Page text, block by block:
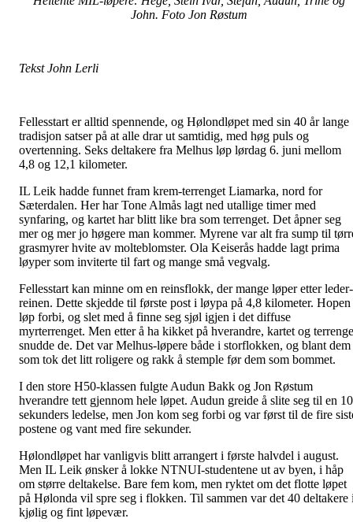
John. Foto Jon Røstum
Tekst John Lerli
Fellesstart er alltid spennende, og Hølondløpet med sin 40 år lange
tradisjon satser på at alle drar ut samtidig, med høg puls og
overtenning. Seks deltakere fra Melhus løp lørdag 6. juni mellom
4,8 og 12,1 kilometer.
IL Leik hadde funnet fram krem-terrenget Liamarka, nord for
Sæterdalen. Her har Tone Almås lagt ned utallige timer med
synfaring, og kartet har blitt like bra som terrenget. Det åpner seg
mer og mer jo høgere man kommer. Myrene var alt fra sump til
grasmyrer hvite av molteblomster. Ola Keiserås hadde lagt prima
løyper som inviterte til fart og mange små vegvalg.
Fellesstart kan minne om en reinsflokk, der mange løper etter leder-
reinen. Dette skjedde til første post i løypa på 4,8 kilometer. Hopen
løp forbi, og slet med å finne seg sjøl igjen i det diffuse
myrterrenget. Men etter å ha kikket på hverandre, kartet og
snudde de. Det var Melhus-løpere både i storflokken, og blant dem
som tok det litt roligere og rakk å stemple før dem som bommet.
I den store H50-klassen fulgte Audun Bakk og Jon Røstum
hverandre tett gjennom hele løpet. Audun greide å slite seg til en
sekunders ledelse, men Jon kom seg forbi og var først til de fire
postene og vant med fire sekunder.
Hølondløpet har vanligvis blitt arrangert i første halvdel i august.
Men IL Leik ønsker å lokke NTNUI-studentene ut av byen, i håp
om større deltakelse. Bare fem kom, men ryktet om det flotte løpet
på Hølonda vil spre seg i flokken. Til sammen var det 40 deltakere
kjølig og fint løpevær.